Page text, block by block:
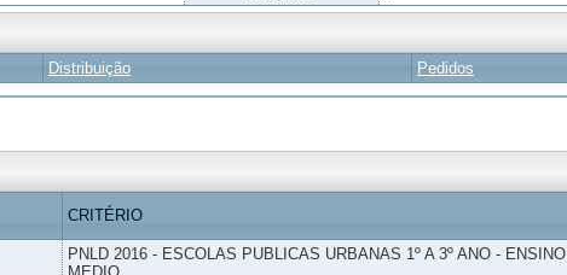
Distribuição Pedidos
CRITÉRIO
PNLD 2016 - ESCOLAS PUBLICAS URBANAS 1º A 3º ANO - ENSINO